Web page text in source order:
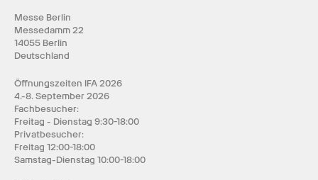
Messe Berlin
Messedamm 22
14055 Berlin
Deutschland
Öffnungszeiten IFA 2026
4.-8. September 2026
Fachbesucher:
Freitag - Dienstag 9:30-18:00
Privatbesucher:
Freitag 12:00-18:00
Samstag-Dienstag 10:00-18:00